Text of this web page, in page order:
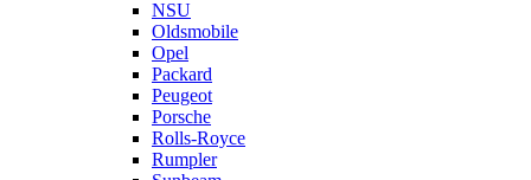
NSU
Oldsmobile
Opel
Packard
Peugeot
Porsche
Rolls-Royce
Rumpler